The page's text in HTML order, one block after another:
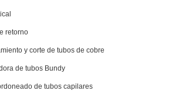
retorno
y corte de tubos de cobre
de tubos Bundy
de tubos capilares